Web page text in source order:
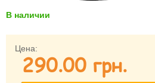
Забыли пароль?
Забыли имя пользователя (логин)?
Регистрация
В наличии
Цена:
290.00 грн.